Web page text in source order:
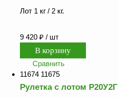
Лот 1 кг / 2 кг.
9 420 ₽ / шт
Сравнить
11674 11675
Рулетка с лотом Р20У2Г